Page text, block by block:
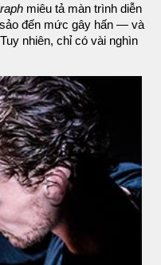
miêu tả màn trình diễn
đến mức gây hấn — và
nhiên, chỉ có vài nghìn